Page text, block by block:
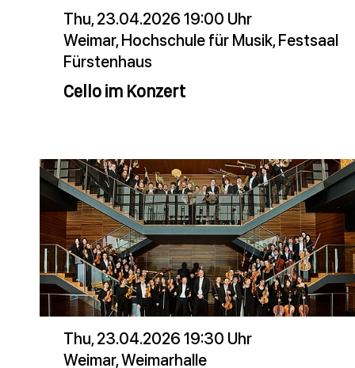
Thu, 23.04.2026 19:00 Uhr
Weimar, Hochschule für Musik, Festsaal
Fürstenhaus
Cello im Konzert
Thu, 23.04.2026 19:30 Uhr
Weimar, Weimarhalle